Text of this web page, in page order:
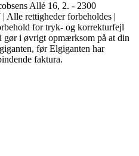
Allé 16, 2. - 2300
Alle rettigheder forbeholdes |
for tryk- og korrekturfejl
i øvrigt opmærksom på at din
før Elgiganten har
faktura.